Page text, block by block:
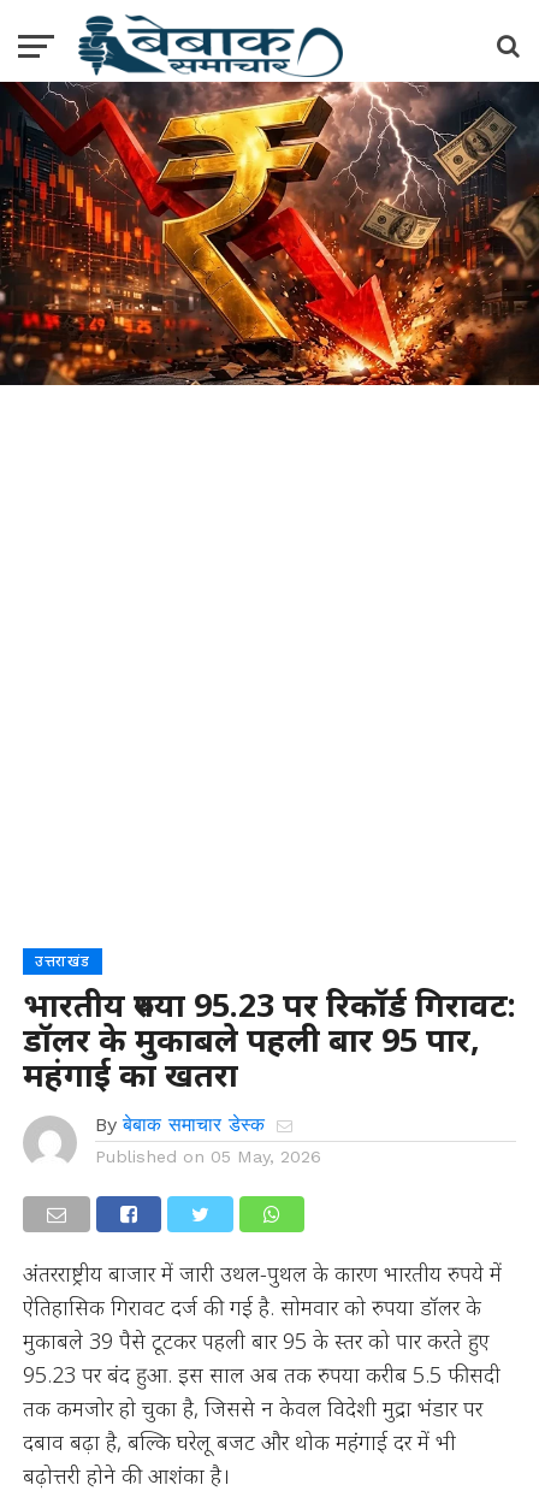
उत्तराखंड
भारतीय रुपया 95.23 पर रिकॉर्ड गिरावट:
डॉलर के मुकाबले पहली बार 95 पार,
महंगाई का खतरा
By बेबाक समाचार डेस्क
Published on 05 May, 2026
अंतरराष्ट्रीय बाजार में जारी उथल-पुथल के कारण भारतीय रुपये में
ऐतिहासिक गिरावट दर्ज की गई है. सोमवार को रुपया डॉलर के
मुकाबले 39 पैसे टूटकर पहली बार 95 के स्तर को पार करते हुए
95.23 पर बंद हुआ. इस साल अब तक रुपया करीब 5.5 फीसदी
तक कमजोर हो चुका है, जिससे न केवल विदेशी मुद्रा भंडार पर
दबाव बढ़ा है, बल्कि घरेलू बजट और थोक महंगाई दर में भी
बढ़ोत्तरी होने की आशंका है।